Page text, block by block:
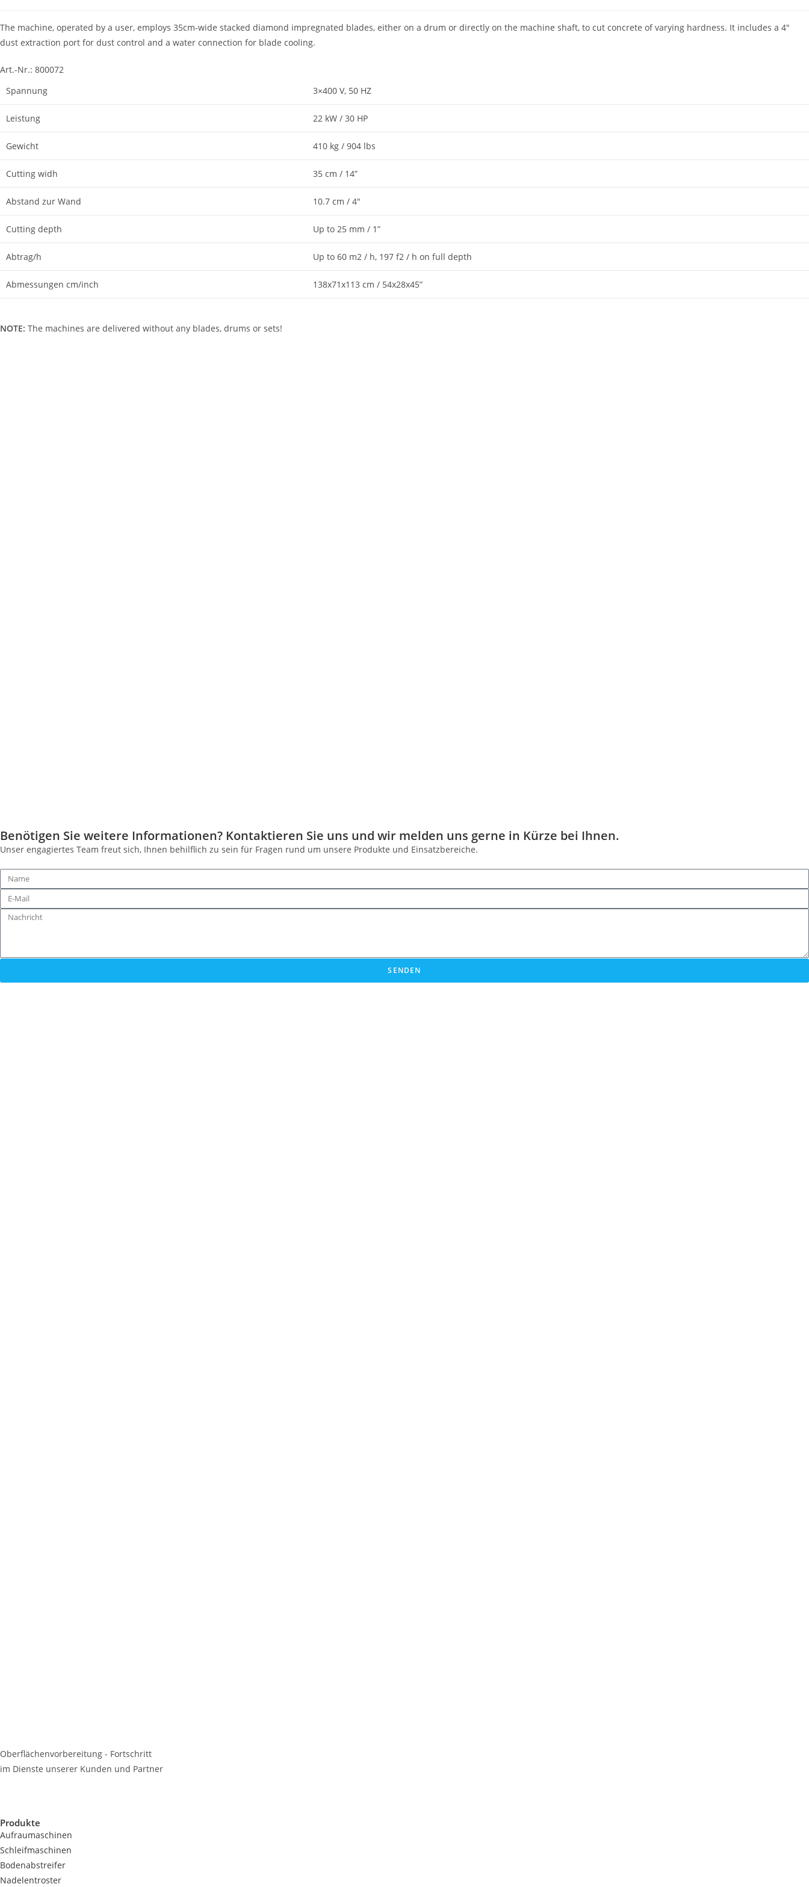
The machine, operated by a user, employs 35cm-wide stacked diamond impregnated blades, either on a drum or directly on the machine shaft, to cut concrete of varying hardness. It includes a 4″
dust extraction port for dust control and a water connection for blade cooling.
Art.-Nr.: 800072
Spannung
3×400 V, 50 HZ
Leistung 22 kW / 30 HP
Gewicht 410 kg / 904 lbs
Cutting widh 35 cm / 14”
Abstand zur Wand 10.7 cm / 4″
Cutting depth Up to 25 mm / 1”
Abtrag/h Up to 60 m2 / h, 197 f2 / h on full depth
Abmessungen cm/inch 138x71x113 cm / 54x28x45”
NOTE: The machines are delivered without any blades, drums or sets!
Benötigen Sie weitere Informationen? Kontaktieren Sie uns und wir melden uns gerne in Kürze bei Ihnen.
Unser engagiertes Team freut sich, Ihnen behilflich zu sein für Fragen rund um unsere Produkte und Einsatzbereiche.
SENDEN
Oberflächenvorbereitung - Fortschritt
im Dienste unserer Kunden und Partner
Produkte
Aufraumaschinen
Schleifmaschinen
Bodenabstreifer
Nadelentroster